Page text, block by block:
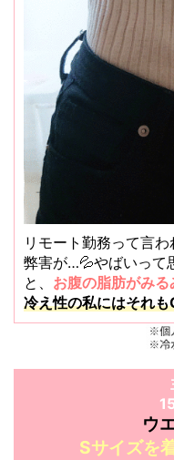
リモート勤務って言
弊害が…💦やばいって
と、 お腹の脂肪がみ
冷え性の私にはそれ
ウ
Sサイズを